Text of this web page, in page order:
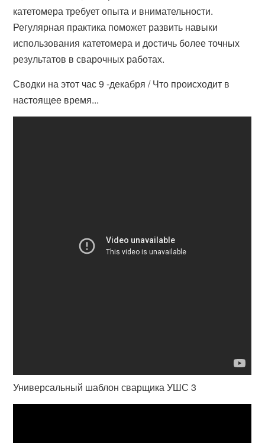
катетомера требует опыта и внимательности.
Регулярная практика поможет развить навыки
использования катетомера и достичь более точных
результатов в сварочных работах.
Сводки на этот час 9 -декабря / Что происходит в
настоящее время...
Универсальный шаблон сварщика УШС 3